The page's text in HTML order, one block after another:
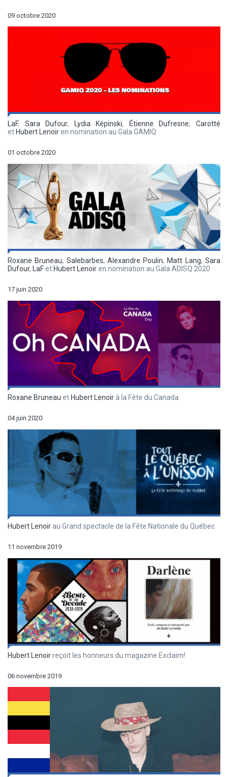
09 octobre 2020
LaF, Sara Dufour, Lydia Képinski, Étienne Dufresne,Carotté
et Hubert Lenoiren nomination au Gala GAMIQ
01 octobre 2020
Roxane Bruneau, Salebarbes, Alexandre Poulin, Matt Lang,Sara
Dufour, LaFet Hubert Lenoiren nomination au Gala ADISQ 2020
17 juin 2020
Roxane Bruneau et Hubert Lenoir à la Fête du Canada
04 juin 2020
Hubert Lenoir au Grand spectacle de la Fête Nationale du Québec
11 novembre 2019
Hubert Lenoirreçoit les honneurs du magazine Exclaim!
06 novembre 2019